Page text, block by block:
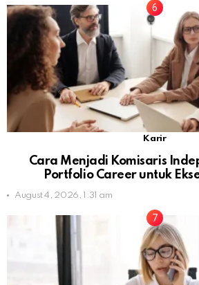
Karir
Cara Menjadi Komisaris
Portfolio Career untuk
August 4, 2026, 1:31 am